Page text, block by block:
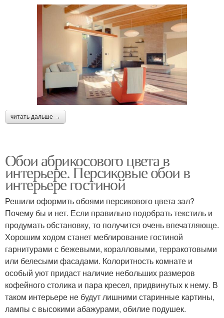
читать дальше →
Обои абрикосового цвета в
интерьере. Персиковые обои в
интерьере гостиной
Решили оформить обоями персикового цвета зал?
Почему бы и нет. Если правильно подобрать текстиль и
продумать обстановку, то получится очень впечатляюще.
Хорошим ходом станет меблирование гостиной
гарнитурами с бежевыми, коралловыми, терракотовыми
или белесыми фасадами. Колоритность комнате и
особый уют придаст наличие небольших размеров
кофейного столика и пара кресел, придвинутых к нему. В
таком интерьере не будут лишними старинные картины,
лампы с высокими абажурами, обилие подушек.